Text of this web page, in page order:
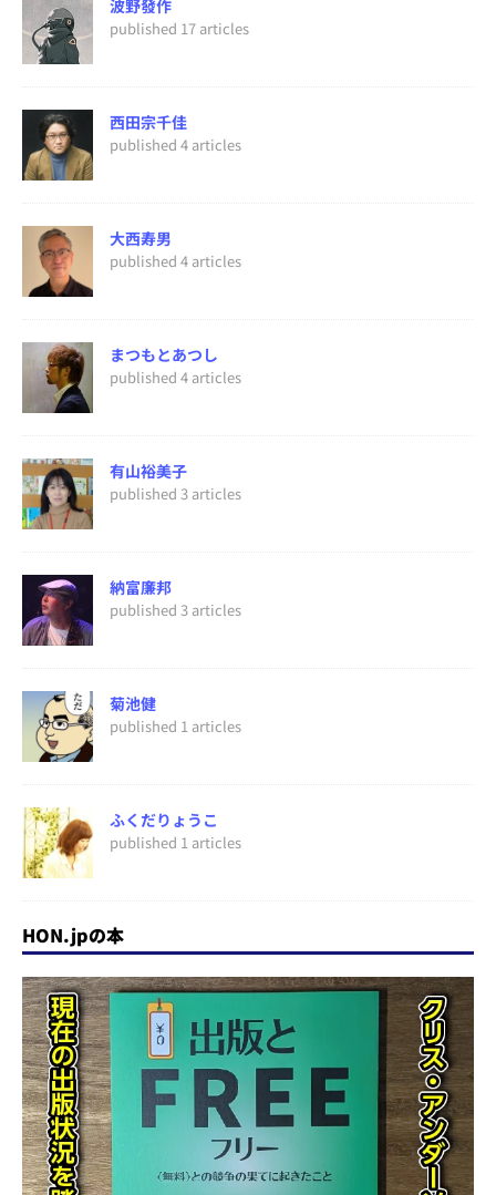
波野發作
published 17 articles
西田宗千佳
published 4 articles
大西寿男
published 4 articles
まつもとあつし
published 4 articles
有山裕美子
published 3 articles
納富廉邦
published 3 articles
菊池健
published 1 articles
ふくだりょうこ
published 1 articles
HON.jpの本